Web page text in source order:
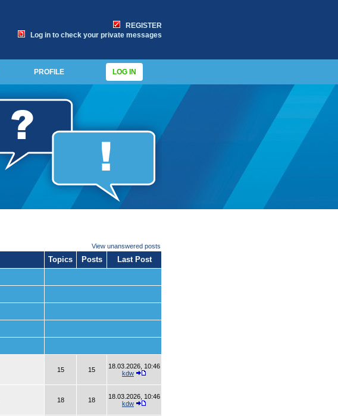
REGISTER
Log in to check your private messages
PROFILE LOG IN
View unanswered posts
Topics Posts Last Post
15 15
18.03.2026, 10:46
kdw
18 18
18.03.2026, 10:46
kdw